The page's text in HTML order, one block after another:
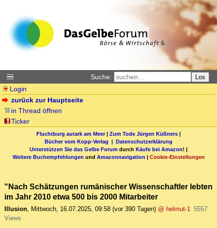
Suche: Los
Login
zurück zur Hauptseite
in Thread öffnen
Ticker
Fluchtburg autark am Meer| Zum Tode Jürgen Küßners |
Bücher vom Kopp-Verlag | Datenschutzerklärung
Unterstützen Sie das Gelbe Forum durch Käufe bei Amazon! |
Weitere Buchempfehlungen und Amazonnavigation | Cookie-Einstellungen
"Nach Schätzungen rumänischer Wissenschaftler lebten
im Jahr 2010 etwa 500 bis 2000 Mitarbeiter
Illusion, Mittwoch, 16.07.2025, 09:58 (vor 390 Tagen) @ helmut-1 5557
Views